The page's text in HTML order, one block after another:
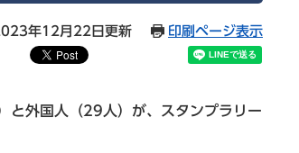
年12月22日更新 印刷ページ表示
外国人（29人）が、スタンプラリー